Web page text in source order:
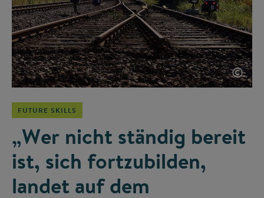
©
FUTURE SKILLS
„Wer nicht ständig bereit
ist, sich fortzubilden,
landet auf dem